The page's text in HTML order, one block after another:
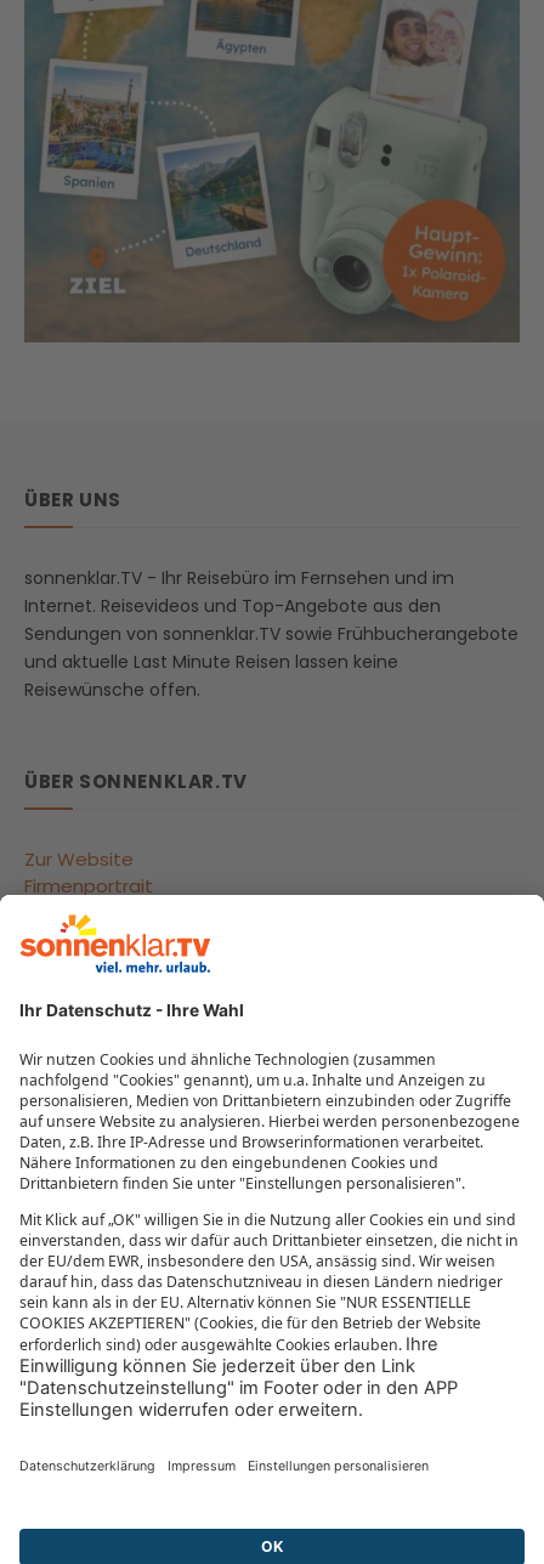
ÜBER UNS
sonnenklar.TV - Ihr Reisebüro im Fernsehen und im
Internet. Reisevideos und Top-Angebote aus den
Sendungen von sonnenklar.TV sowie Frühbucherangebote
und aktuelle Last Minute Reisen lassen keine
Reisewünsche offen.
ÜBER SONNENKLAR.TV
Zur Website
Firmenportrait
Reisegutscheine
Beliebte Reiseziele
Reisebüros
Datenschutzeinstellungen
MEHR VON SONNENKLAR.TV
Mediathek
sonnenklar.TV Empfangsdaten
sonnenklar.TV Programm
sonnenklar.TV App
sonnenklar.TV News
Reiselexikon
Informationen zur Barrierefreiheit